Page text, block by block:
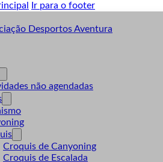
Ir para o footer
não agendadas
Croquis de Canyoning
Croquis de Escalada